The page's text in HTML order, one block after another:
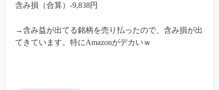
含み損（合算）-9,838円
→含み益が出てる銘柄を売り払ったので、含み損が出
てきています。特にAmazonがデカいｗ